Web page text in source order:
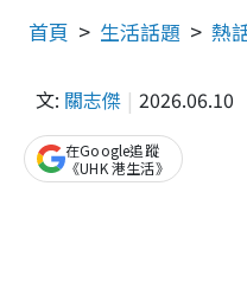
首頁 生活話題 熱
文: 關志傑 2026.06.10
在Google追蹤
《UHK 港生活》